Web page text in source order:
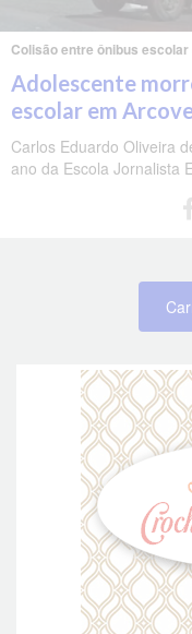
Colisão entre ônibus
Adolescente
escolar em
Carlos Eduardo Oliveira
ano da Escola Jornalista